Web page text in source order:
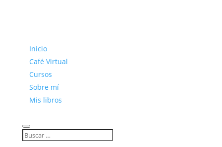
Inicio
Café Virtual
Cursos
Sobre mí
Mis libros